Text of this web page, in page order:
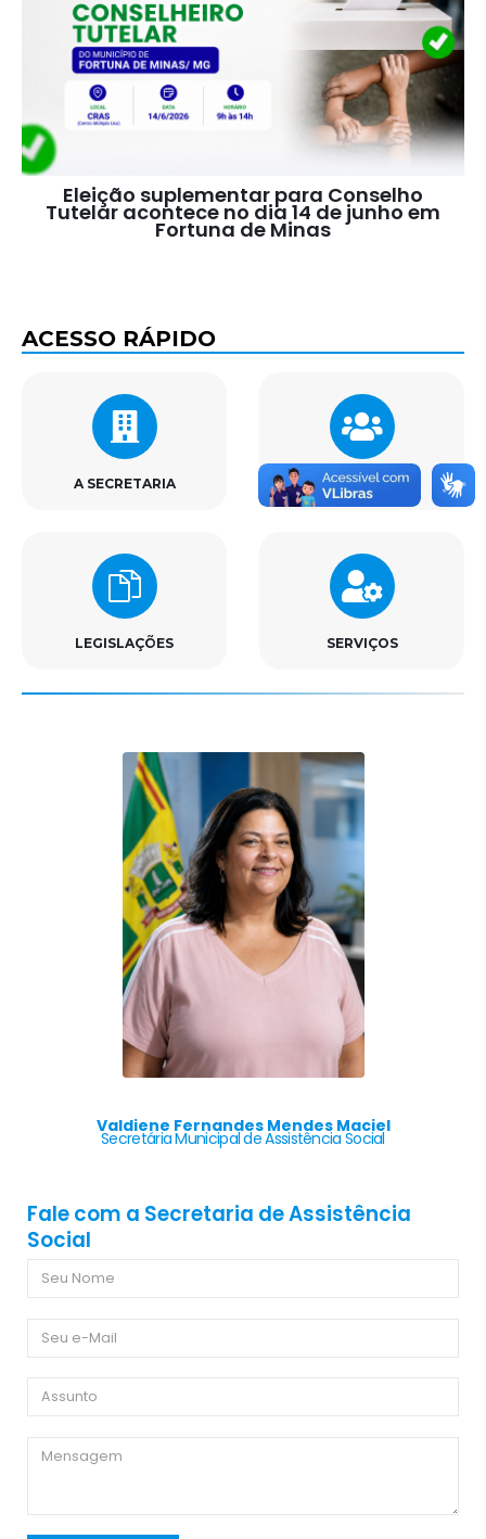
Eleição suplementar para Conselho
Tutelar acontece no dia 14 de junho em
Fortuna de Minas
ACESSO RÁPIDO
A SECRETARIA SETORES
LEGISLAÇÕES SERVIÇOS
Valdiene Fernandes Mendes Maciel
Secretária Municipal de Assistência Social
Fale com a Secretaria de Assistência
Social